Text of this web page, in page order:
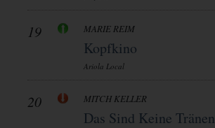
19 MARIE REIM
Kopfkino
Ariola Local
20 MITCH KELLER
Das Sind Keine Tränen